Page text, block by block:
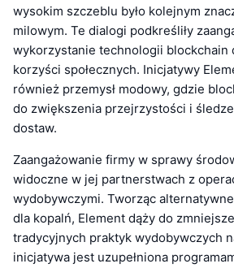
wysokim szczeblu było kolejnym
milowym. Te dialogi podkreśliły
wykorzystanie technologii blockchain
korzyści społecznych. Inicjatywy
również przemysł modowy, gdzie
do zwiększenia przejrzystości i
dostaw.
Zaangażowanie firmy w sprawy
widoczne w jej partnerstwach z
wydobywczymi. Tworząc
dla kopalń, Element dąży do
tradycyjnych praktyk wydobywczych
inicjatywa jest uzupełniona